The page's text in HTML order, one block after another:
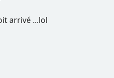
arrivé ...lol